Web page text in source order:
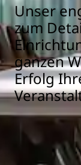
Unser
zum
ganzen
Erfolg